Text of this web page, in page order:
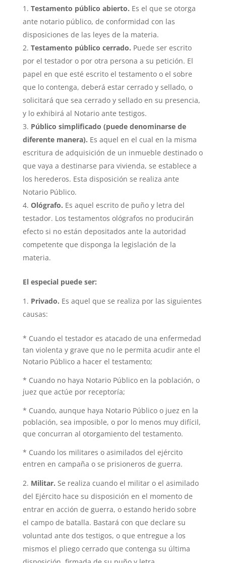
Testamento público abierto. Es el que se otorga
ante notario público, de conformidad con las
disposiciones de las leyes de la materia.
Testamento público cerrado. Puede ser escrito
por el testador o por otra persona a su petición. El
papel en que esté escrito el testamento o el sobre
que lo contenga, deberá estar cerrado y sellado, o
solicitará que sea cerrado y sellado en su presencia,
y lo exhibirá al Notario ante testigos.
Público simplificado (puede denominarse de
diferente manera). Es aquel en el cual en la misma
escritura de adquisición de un inmueble destinado o
que vaya a destinarse para vivienda, se establece a
los herederos. Esta disposición se realiza ante
Notario Público.
Ológrafo. Es aquel escrito de puño y letra del
testador. Los testamentos ológrafos no producirán
efecto si no están depositados ante la autoridad
competente que disponga la legislación de la
materia.
El especial puede ser:
Privado. Es aquel que se realiza por las siguientes
causas:
* Cuando el testador es atacado de una enfermedad
tan violenta y grave que no le permita acudir ante el
Notario Público a hacer el testamento;
* Cuando no haya Notario Público en la población, o
juez que actúe por receptoría;
* Cuando, aunque haya Notario Público o juez en la
población, sea imposible, o por lo menos muy difícil,
que concurran al otorgamiento del testamento.
* Cuando los militares o asimilados del ejército
entren en campaña o se prisioneros de guerra.
Militar. Se realiza cuando el militar o el asimilado
del Ejército hace su disposición en el momento de
entrar en acción de guerra, o estando herido sobre
el campo de batalla. Bastará con que declare su
voluntad ante dos testigos, o que entregue a los
mismos el pliego cerrado que contenga su última